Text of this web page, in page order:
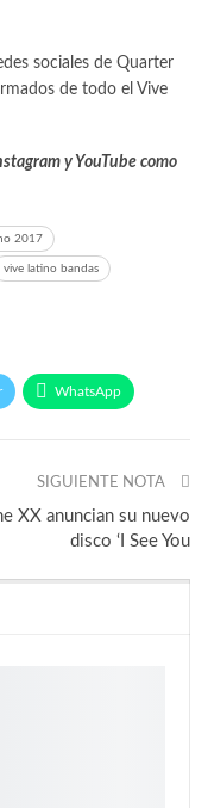
sociales de Quarter
de todo el Vive
y YouTube como
2017
vive latino bandas
WhatsApp
SIGUIENTE NOTA
XX anuncian su nuevo
disco ‘I See You